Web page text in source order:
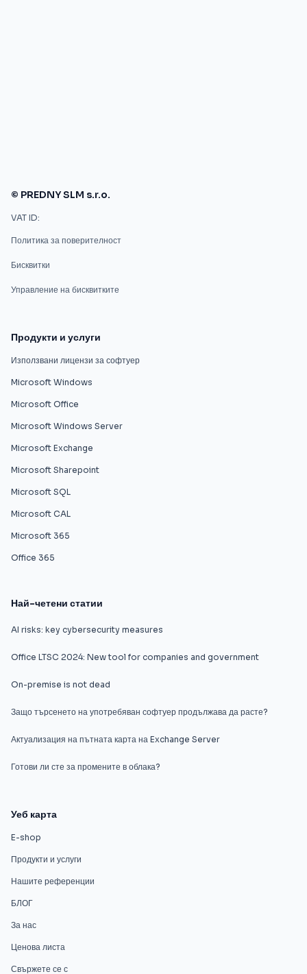
© PREDNY SLM s.r.o.
VAT ID:
Политика за поверителност
Бисквитки
Управление на бисквитките
Продукти и услуги
Използвани лицензи за софтуер
Microsoft Windows
Microsoft Office
Microsoft Windows Server
Microsoft Exchange
Microsoft Sharepoint
Microsoft SQL
Microsoft CAL
Microsoft 365
Office 365
Най-четени статии
AI risks: key cybersecurity measures
Office LTSC 2024: New tool for companies and government
On-premise is not dead
Защо търсенето на употребяван софтуер продължава да расте?
Актуализация на пътната карта на Exchange Server
Готови ли сте за промените в облака?
Уеб карта
E-shop
Продукти и услуги
Нашите референции
БЛОГ
За нас
Ценова листа
Свържете се с